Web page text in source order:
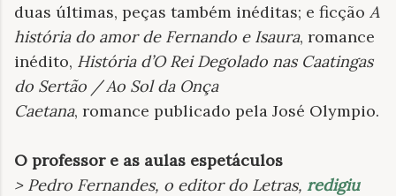
duas últimas, peças também inéditas; e ficção A
história do amor de Fernando e Isaura, romance
inédito, História d’O Rei Degolado nas Caatingas
do Sertão / Ao Sol da Onça
Caetana, romance publicado pela José Olympio.
O professor e as aulas espetáculos
> Pedro Fernandes, o editor do Letras, redigiu